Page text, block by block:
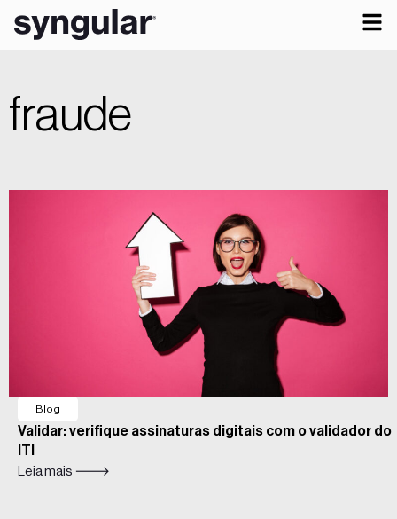
fraude
Blog
Validar: verifique assinaturas digitais com o validador do
ITI
Leia mais 🡒